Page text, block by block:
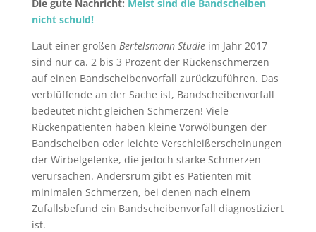
Die gute Nachricht: Meist sind die Bandscheiben
nicht schuld!
Laut einer großen Bertelsmann Studieim Jahr 2017
sind nur ca. 2 bis 3 Prozent der Rückenschmerzen
auf einen Bandscheibenvorfall zurückzuführen. Das
verblüffende an der Sache ist, Bandscheibenvorfall
bedeutet nicht gleichen Schmerzen! Viele
Rückenpatienten haben kleine Vorwölbungen der
Bandscheiben oder leichte Verschleißerscheinungen
der Wirbelgelenke, die jedoch starke Schmerzen
verursachen. Andersrum gibt es Patienten mit
minimalen Schmerzen, bei denen nach einem
Zufallsbefund ein Bandscheibenvorfall diagnostiziert
ist.